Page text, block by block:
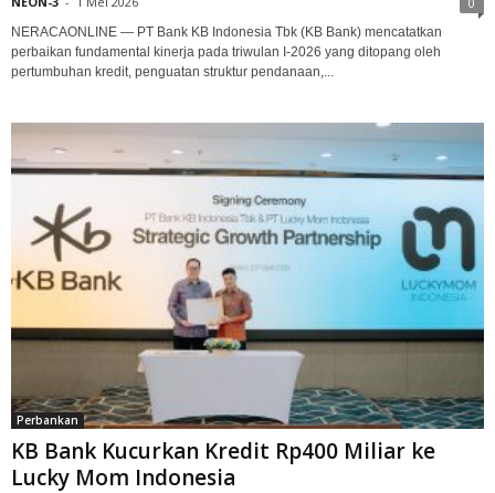
NERACAONLINE — PT Bank KB Indonesia Tbk (KB Bank) mencatatkan
perbaikan fundamental kinerja pada triwulan I-2026 yang ditopang oleh
pertumbuhan kredit, penguatan struktur pendanaan,...
Perbankan
KB Bank Kucurkan Kredit Rp400 Miliar ke
Lucky Mom Indonesia